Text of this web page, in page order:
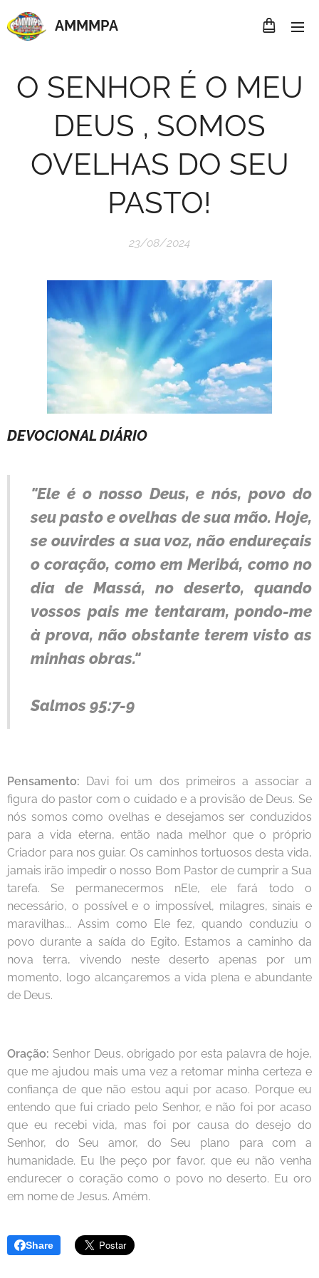
AMMMPA
O SENHOR É O MEU
DEUS , SOMOS
OVELHAS DO SEU
PASTO!
23/08/2024
DEVOCIONAL DIÁRIO
"Ele é o nosso Deus, e nós, povo do
seu pasto e ovelhas de sua mão. Hoje,
se ouvirdes a sua voz, não endureçais
o coração, como em Meribá, como no
dia de Massá, no deserto, quando
vossos pais me tentaram, pondo-me
à prova, não obstante terem visto as
minhas obras."
Salmos 95:7-9
Pensamento: Davi foi um dos primeiros a associar a
figura do pastor com o cuidado e a provisão de Deus. Se
nós somos como ovelhas e desejamos ser conduzidos
para a vida eterna, então nada melhor que o próprio
Criador para nos guiar. Os caminhos tortuosos desta vida,
jamais irão impedir o nosso Bom Pastor de cumprir a Sua
tarefa. Se permanecermos nEle, ele fará todo o
necessário, o possível e o impossível, milagres, sinais e
maravilhas... Assim como Ele fez, quando conduziu o
povo durante a saída do Egito. Estamos a caminho da
nova terra, vivendo neste deserto apenas por um
momento, logo alcançaremos a vida plena e abundante
de Deus.
Oração: Senhor Deus, obrigado por esta palavra de hoje,
que me ajudou mais uma vez a retomar minha certeza e
confiança de que não estou aqui por acaso. Porque eu
entendo que fui criado pelo Senhor, e não foi por acaso
que eu recebi vida, mas foi por causa do desejo do
Senhor, do Seu amor, do Seu plano para com a
humanidade. Eu lhe peço por favor, que eu não venha
endurecer o coração como o povo no deserto. Eu oro
em nome de Jesus. Amém.
Share